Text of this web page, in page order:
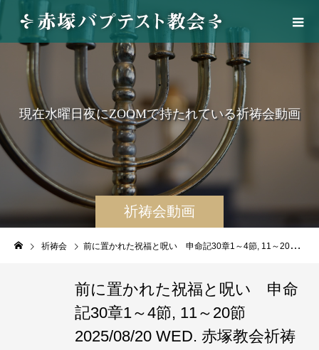
祈祷会動画
現在水曜日夜にZOOMで持たれている祈祷会動画
祈祷会 前に置かれた祝福と呪い 申命記30章1～4節, 11～20節 2025/08/20 WED. 赤塚教会祈祷会 聖書の学び
前に置かれた祝福と呪い 申命
記30章1～4節, 11～20節
2025/08/20 WED. 赤塚教会祈祷